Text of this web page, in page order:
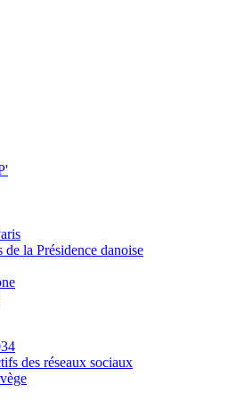
la Présidence danoise
des réseaux sociaux